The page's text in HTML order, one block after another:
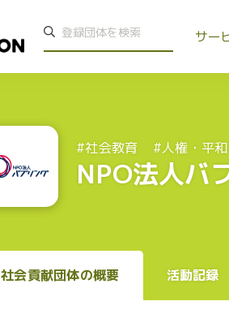
サー
#社会教育 #人権・平和
NPO法人バ
社会貢献団体の概要 活動記録